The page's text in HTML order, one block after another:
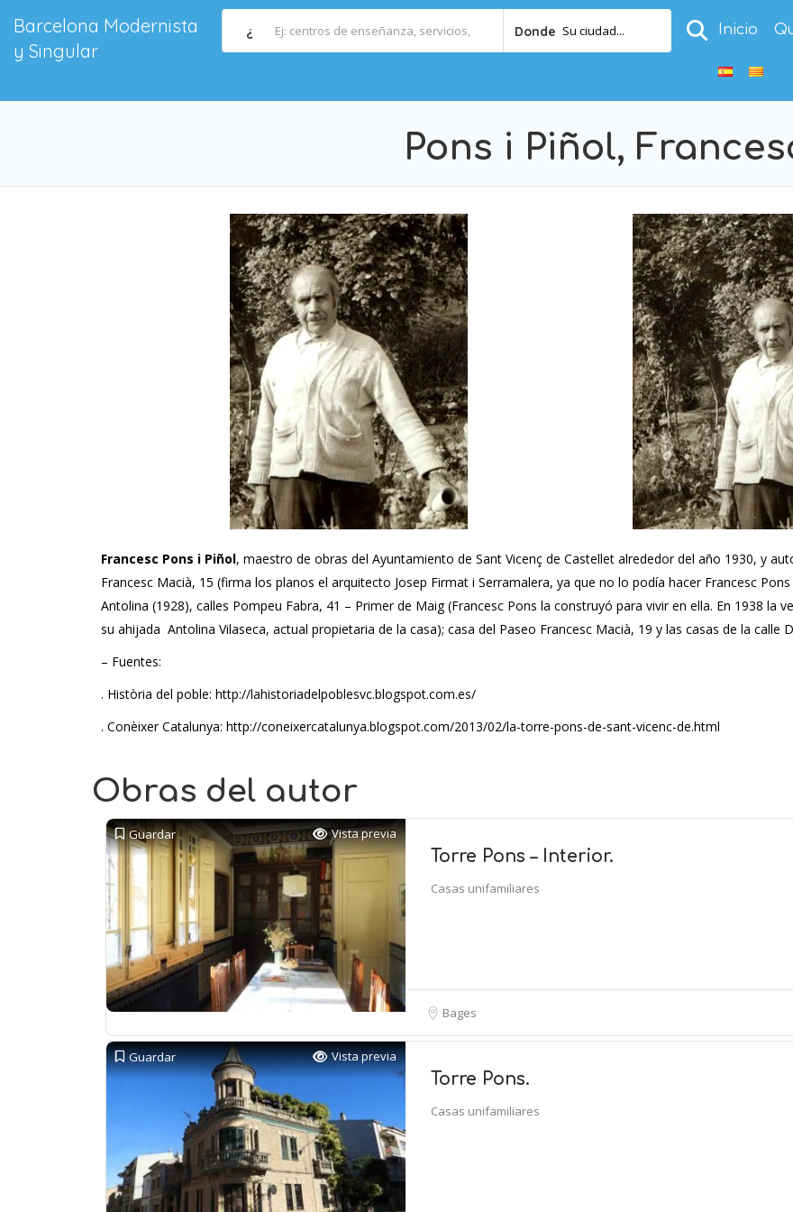
Barcelona Modernista
y Singular
¿ Donde Su ciudad... Inicio
Pons i Piñol,
Francesc Pons i Piñol, maestro de obras del Ayuntamiento de Sant Vicenç de Castellet alrededor del año 1930, y
Francesc Macià, 15 (firma los planos el arquitecto Josep Firmat i Serramalera, ya que no lo podía hacer Francesc
Antolina (1928), calles Pompeu Fabra, 41 – Primer de Maig (Francesc Pons la construyó para vivir en ella. En 1938 la
su ahijada Antolina Vilaseca, actual propietaria de la casa); casa del Paseo Francesc Macià, 19 y las casas de la calle
– Fuentes:
. Història del poble: http://lahistoriadelpoblesvc.blogspot.com.es/
. Conèixer Catalunya: http://coneixercatalunya.blogspot.com/2013/02/la-torre-pons-de-sant-vicenc-de.html
Obras del autor
Guardar Vista previa
Torre Pons – Interior.
Casas unifamiliares
Bages
Guardar Vista previa
Torre Pons.
Casas unifamiliares